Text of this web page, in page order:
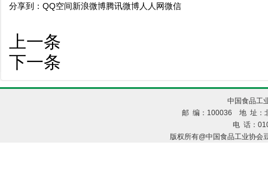
分享到： QQ空间新浪微博腾讯微博人人网微信
上一条
下一条
中国食品工
邮 编：100036 地 址：
电 话：
版权所有@中国食品工业协